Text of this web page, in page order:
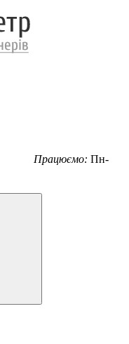
Працюємо: Пн-